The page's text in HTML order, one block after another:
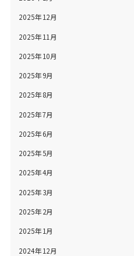
2025年12月
2025年11月
2025年10月
2025年9月
2025年8月
2025年7月
2025年6月
2025年5月
2025年4月
2025年3月
2025年2月
2025年1月
2024年12月